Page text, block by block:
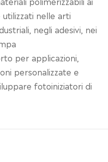
nelle arti
negli adesivi, nei
per applicazioni,
personalizzate e
fotoiniziatori di